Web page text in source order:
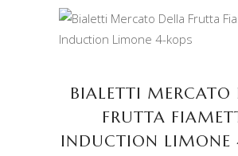
TOEVOEGEN AAN
WINKELWAGEN
BIALETTI MERCATO
FRUTTA
INDUCTION LIMONE